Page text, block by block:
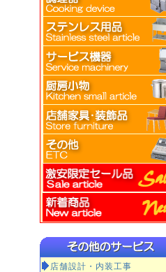
店舗設計・内装工事